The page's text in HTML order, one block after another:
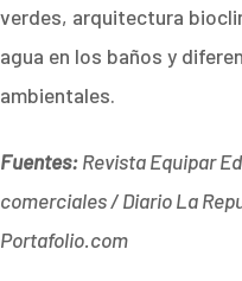
verdes, arquitectura
agua en los baños y
ambientales.
Fuentes:Revista Equipar
comerciales / Diario La
Portafolio.com